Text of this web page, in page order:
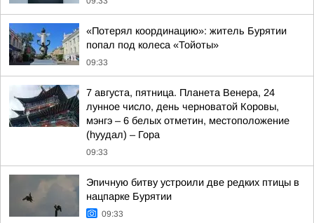
«Потерял координацию»: житель Бурятии
попал под колеса «Тойоты»
09:33
7 августа, пятница. Планета Венера, 24
лунное число, день черноватой Коровы,
мэнгэ – 6 белых отметин, местоположение
(hуудал) – Гора
09:33
Эпичную битву устроили две редких птицы в
нацпарке Бурятии
09:33